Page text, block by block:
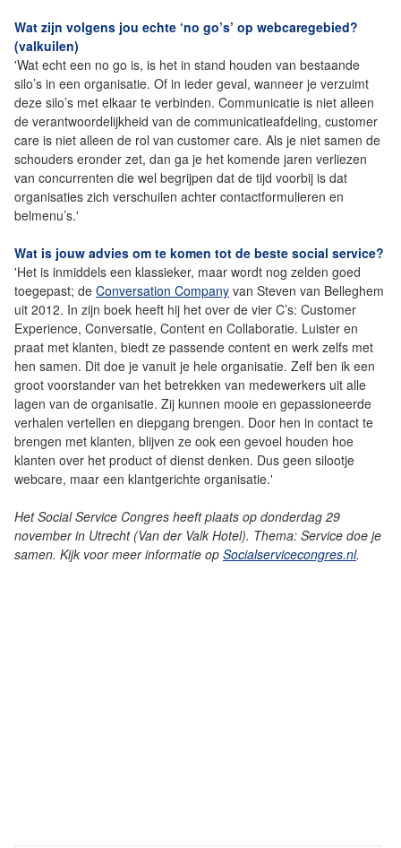
Wat zijn volgens jou echte ‘no go’s’ op webcaregebied?
(valkuilen)
'Wat echt een no go is, is het in stand houden van bestaande
silo’s in een organisatie. Of in ieder geval, wanneer je verzuimt
deze silo’s met elkaar te verbinden. Communicatie is niet alleen
de verantwoordelijkheid van de communicatieafdeling, customer
care is niet alleen de rol van customer care. Als je niet samen de
schouders eronder zet, dan ga je het komende jaren verliezen
van concurrenten die wel begrijpen dat de tijd voorbij is dat
organisaties zich verschuilen achter contactformulieren en
belmenu’s.'
Wat is jouw advies om te komen tot de beste social service?
'Het is inmiddels een klassieker, maar wordt nog zelden goed
toegepast; de Conversation Company van Steven van Belleghem
uit 2012. In zijn boek heeft hij het over de vier C’s: Customer
Experience, Conversatie, Content en Collaboratie. Luister en
praat met klanten, biedt ze passende content en werk zelfs met
hen samen. Dit doe je vanuit je hele organisatie. Zelf ben ik een
groot voorstander van het betrekken van medewerkers uit alle
lagen van de organisatie. Zij kunnen mooie en gepassioneerde
verhalen vertellen en diepgang brengen. Door hen in contact te
brengen met klanten, blijven ze ook een gevoel houden hoe
klanten over het product of dienst denken. Dus geen silootje
webcare, maar een klantgerichte organisatie.'
Het Social Service Congres heeft plaats op donderdag 29
november in Utrecht (Van der Valk Hotel). Thema: Service doe je
samen. Kijk voor meer informatie op Socialservicecongres.nl.